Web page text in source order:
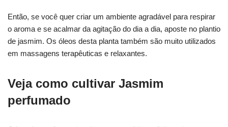
Então, se você quer criar um ambiente agradável para respirar
o aroma e se acalmar da agitação do dia a dia, aposte no plantio
de jasmim. Os óleos desta planta também são muito utilizados
em massagens terapêuticas e relaxantes.
Veja como cultivar Jasmim
perfumado